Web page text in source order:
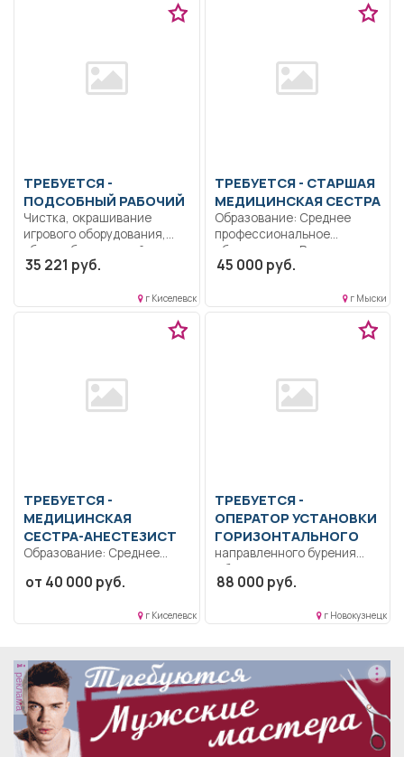
ТРЕБУЕТСЯ -
ПОДСОБНЫЙ РАБОЧИЙ
Чистка, окрашивание
игрового оборудования,
уборка, благоустройство и
озеленение территории,...
35 221 руб.
г Киселевск
ТРЕБУЕТСЯ - СТАРШАЯ
МЕДИЦИНСКАЯ СЕСТРА
Образование: Среднее
профессиональное
образование.. Руководство
младшим медицинским
45 000 руб.
г Мыски
ТРЕБУЕТСЯ -
МЕДИЦИНСКАЯ
СЕСТРА-АНЕСТЕЗИСТ
Образование: Среднее
Коммуникабельность.
Отделение реанимации и
от 40 000 руб.
г Киселевск
ТРЕБУЕТСЯ -
ОПЕРАТОР УСТАНОВКИ
ГОРИЗОНТАЛЬНОГО
направленного бурения
Образование: Среднее
профессиональное
Производство работ
88 000 руб.
г Новокузнецк
реклама